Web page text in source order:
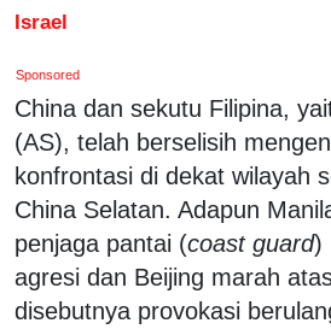
Israel
Sponsored
China dan sekutu Filipina,
(AS), telah berselisih
konfrontasi di dekat wilayah
China Selatan. Adapun
penjaga pantai (coast guard)
agresi dan Beijing marah
disebutnya provokasi